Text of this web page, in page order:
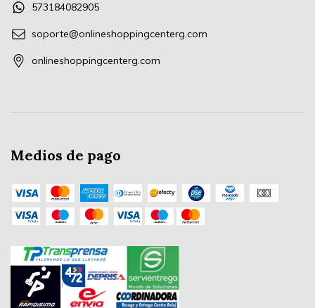
573184082905
soporte@onlineshoppingcenterg.com
onlineshoppingcenterg.com
Medios de pago